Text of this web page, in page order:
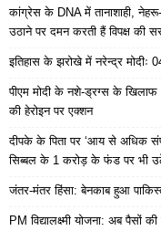
कांग्रेस के DNA में तानाशाही,
उठाने पर दमन करती हैं विपक्ष की
इतिहास के झरोखे में नरेन्द्र मोदीः
पीएम मोदी के नशे-ड्रग्स के
की हेरोइन पर एक्शन
दीपके के पिता पर ‘आय से अधिक
सिब्बल के 1 करोड़ के फंड पर भी
जंतर-मंतर हिंसा: बेनकाब हुआ
PM विद्यालक्ष्मी योजना: अब पैसों